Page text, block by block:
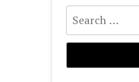
Search
for: